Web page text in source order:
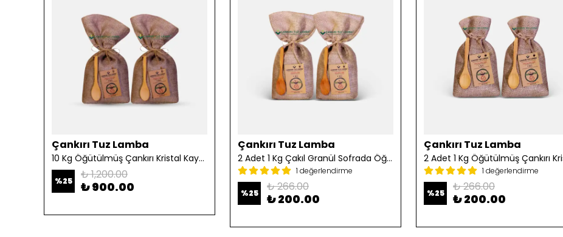
Çankırı Tuz Lamba
10 Kg Öğütülmüş Çankırı Kristal Kaya Tuzu
%25 ₺ 1,200.00
₺ 900.00
Çankırı Tuz Lamba
2 Adet 1 Kg Çakıl Granül Sofrada Öğütme Tuzu
1 değerlendirme
%25 ₺ 266.00
₺ 200.00
Çankırı Tuz Lamba
1 değerlendirme
%25 ₺ 266.00
₺ 200.00